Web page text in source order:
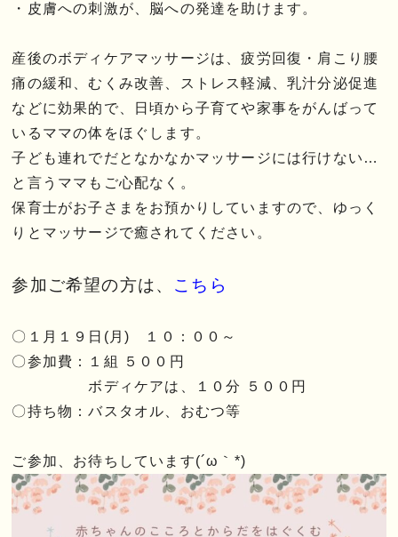
・皮膚への刺激が、脳への発達を助けます。
産後のボディケアマッサージは、疲労回復・肩こり腰
痛の緩和、むくみ改善、ストレス軽減、乳汁分泌促進
などに効果的で、日頃から子育てや家事をがんばって
いるママの体をほぐします。
子ども連れでだとなかなかマッサージには行けない…
と言うママもご心配なく。
保育士がお子さまをお預かりしていますので、ゆっく
りとマッサージで癒されてください。
参加ご希望の方は、 こちら
〇１月１９日(月) １０：００～
〇参加費：１組 ５００円
ボディケアは、１０分 ５００円
〇持ち物：バスタオル、おむつ等
ご参加、お待ちしています(´ω｀*)